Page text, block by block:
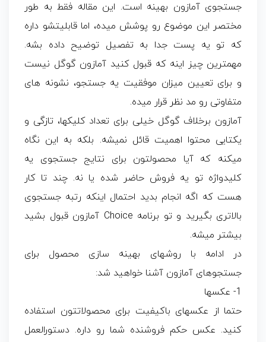
جستجوی آمازون بهینه است. این مقاله فقط به طور
مختصر این موضوع رو پوشش میده، اما قابلیتشو داره
که تو یه پست جدا به تفصیل توضیح داده بشه.
مهمترین چیز اینه که قبول کنید آمازون گوگل نیست
و برای تعیین میزان موفقیت یه جستجو، نشونه های
متفاوتی رو مد نظر قرار میده.
آمازون برخلاف گوگل خیلی برای تعداد کلیکها، تازگی و
یکتایی محتوا اهمیت قائل نمیشه. بلکه به این نگاه
میکنه که آیا محصولتون برای نتایج جستجوی یه
کلیدواژه تو یه فروش حاضر شده یا نه. چند تا کار
هست که اگه انجام بدید احتمال اینکه رتبه جستجوی
بالاتری بگیرید و تو برنامه Choice آمازون قبول بشید
بیشتر میشه.
در ادامه با روشهای بهینه سازی محصول برای
جستجوهای آمازون آشنا خواهید شد:
1- عکسها
حتما از عکسهای باکیفیت برای محصولاتتون استفاده
کنید. عکس حکم فروشنده شما رو داره. دستورالعمل